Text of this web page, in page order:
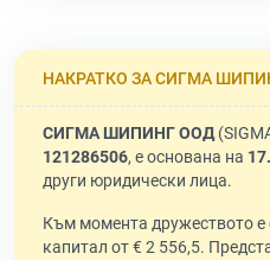
НАКРАТКО ЗА СИГМА
СИГМА ШИПИНГ ООД
121286506, е основана на
други юридически лица.
Към момента дружеството е
капитал от € 2 556,5.